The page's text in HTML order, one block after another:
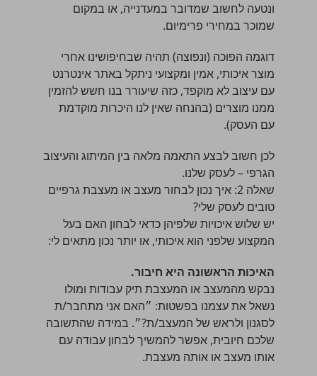
ונטעה לחשוב שמדובר במעדנייה, או במקום
שמוכר במחירי פרימיום.
דוגמה הפוכה (ונפוצה) תהיה שבחיפושינו אחרי
מוצר איכותי, אמין ומקצועי ניתקל באתר אינטרנט
עם עיצוב לא מוקפד, כזה שיעורר בנו חשש להזמין
ממנו מוצרים (בהנחה שאין לנו היכרות מוקדמת
עם העסק).
לכן חשוב לבצע התאמה מלאה בין המיתוג והעיצוב
הגרפי – לעסק שלנו.
שאלה 2: איך נכון לבחור מעצב או מעצבת גרפיים
טובים לעסק שלי?
יש שלוש איכויות שלפיהן כדאי לבחון האם בעל
המקצוע שלפני הוא איכותי, או יותר נכון מתאים לי:
האיכות הראשונה היא חיבור.
נבקש מהמעצב או המעצבת תיק עבודות ומולו
נשאל את עצמנו בפשטות: ״האם אני מתחבר/ת
לסגנון ולראש של המעצב/ת?״. במידה שהתשובה
שלכם חיובית, אפשר להמשיך לבחון עבודה עם
אותו מעצב או אותה מעצבת.